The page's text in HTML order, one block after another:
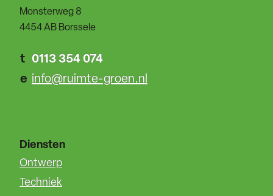
Monsterweg 8
4454 AB Borssele
t 0113 354 074
e info@ruimte-groen.nl
Diensten
Ontwerp
Techniek